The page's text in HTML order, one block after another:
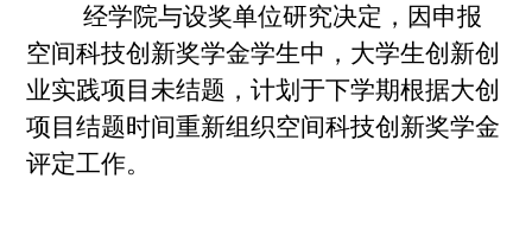
经学院与设奖单位研究决定，因申报
空间科技创新奖学金学生中，大学生创新创
业实践项目未结题，计划于下学期根据大创
项目结题时间重新组织空间科技创新奖学金
评定工作。